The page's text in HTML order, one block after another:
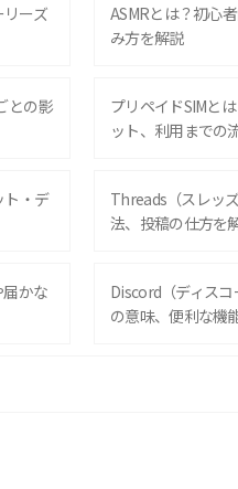
ーズ
ASMRとは？初心
み方を解説
との影
プリペイドSIMと
ット、利用までの
ト・デ
Threads（スレッ
法、投稿の仕方を
かな
Discord（ディス
の意味、便利な機
ッ